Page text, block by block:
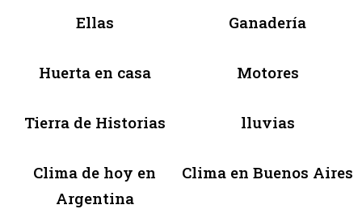
Ellas Ganadería
Huerta en casa Motores
Tierra de Historias lluvias
Clima de hoy en
Argentina
Clima en Buenos Aires